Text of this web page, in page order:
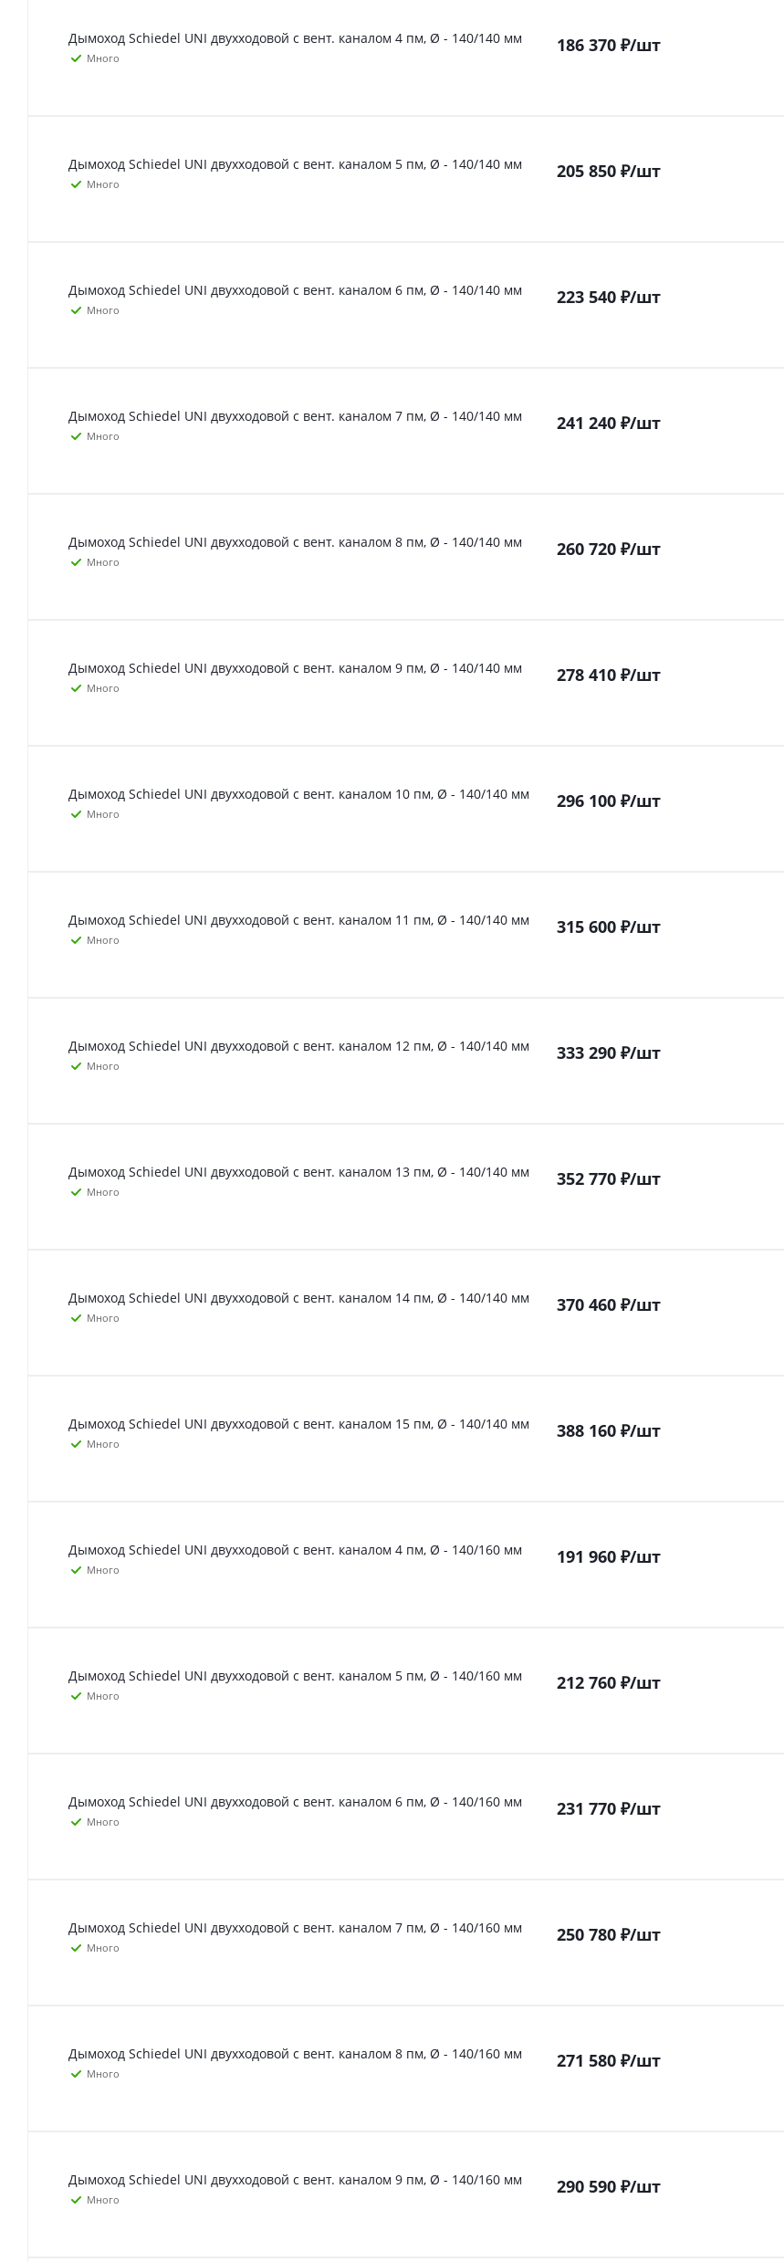
Дымоход Schiedel UNI двухходовой с вент. каналом 4 пм, Ø - 140/140 мм
Много
186 370 ₽/шт
Дымоход Schiedel UNI двухходовой с вент. каналом 5 пм, Ø - 140/140 мм
Много
205 850 ₽/шт
Дымоход Schiedel UNI двухходовой с вент. каналом 6 пм, Ø - 140/140 мм
Много
223 540 ₽/шт
Дымоход Schiedel UNI двухходовой с вент. каналом 7 пм, Ø - 140/140 мм
Много
241 240 ₽/шт
Дымоход Schiedel UNI двухходовой с вент. каналом 8 пм, Ø - 140/140 мм
Много
260 720 ₽/шт
Дымоход Schiedel UNI двухходовой с вент. каналом 9 пм, Ø - 140/140 мм
Много
278 410 ₽/шт
Дымоход Schiedel UNI двухходовой с вент. каналом 10 пм, Ø - 140/140 мм
Много
296 100 ₽/шт
Дымоход Schiedel UNI двухходовой с вент. каналом 11 пм, Ø - 140/140 мм
Много
315 600 ₽/шт
Дымоход Schiedel UNI двухходовой с вент. каналом 12 пм, Ø - 140/140 мм
Много
333 290 ₽/шт
Дымоход Schiedel UNI двухходовой с вент. каналом 13 пм, Ø - 140/140 мм
Много
352 770 ₽/шт
Дымоход Schiedel UNI двухходовой с вент. каналом 14 пм, Ø - 140/140 мм
Много
370 460 ₽/шт
Дымоход Schiedel UNI двухходовой с вент. каналом 15 пм, Ø - 140/140 мм
Много
388 160 ₽/шт
Дымоход Schiedel UNI двухходовой с вент. каналом 4 пм, Ø - 140/160 мм
Много
191 960 ₽/шт
Дымоход Schiedel UNI двухходовой с вент. каналом 5 пм, Ø - 140/160 мм
Много
212 760 ₽/шт
Дымоход Schiedel UNI двухходовой с вент. каналом 6 пм, Ø - 140/160 мм
Много
231 770 ₽/шт
Дымоход Schiedel UNI двухходовой с вент. каналом 7 пм, Ø - 140/160 мм
Много
250 780 ₽/шт
Дымоход Schiedel UNI двухходовой с вент. каналом 8 пм, Ø - 140/160 мм
Много
271 580 ₽/шт
Дымоход Schiedel UNI двухходовой с вент. каналом 9 пм, Ø - 140/160 мм
Много
290 590 ₽/шт